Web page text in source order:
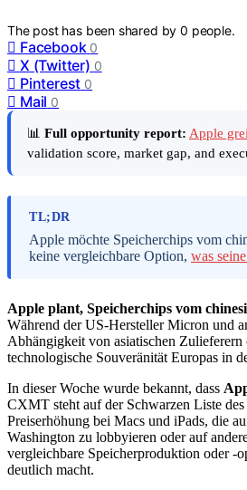
The post has been shared by0 people.
Facebook 0
X (Twitter) 0
Pinterest 0
Mail 0
📊 Full opportunity report: Apple
validation score, market gap, and
TL;DR
Apple möchte Speicherchips vom
keine vergleichbare Option, was
Apple plant, Speicherchips vom
Während der US-Hersteller Micron und
Abhängigkeit von asiatischen
technologische Souveränität Europas in
In dieser Woche wurde bekannt, dass
CXMT steht auf der Schwarzen Liste
Preiserhöhung bei Macs und iPads, die
Washington zu lobbyieren oder auf
vergleichbare Speicherproduktion oder -
deutlich macht.